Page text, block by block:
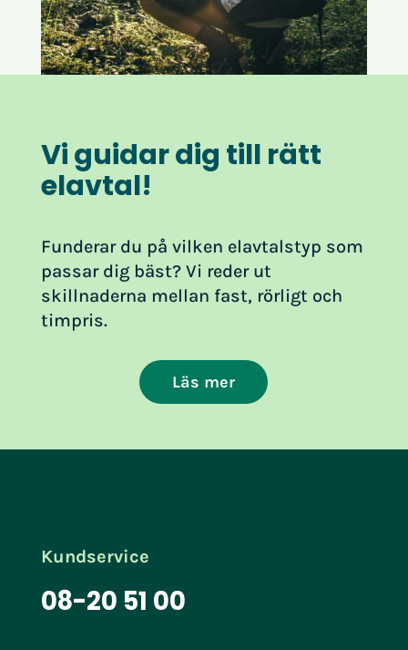
Vi guidar dig till rätt
elavtal!
Funderar du på vilken elavtalstyp som
passar dig bäst? Vi reder ut
skillnaderna mellan fast, rörligt och
timpris.
Läs mer
Kundservice
08-20 51 00